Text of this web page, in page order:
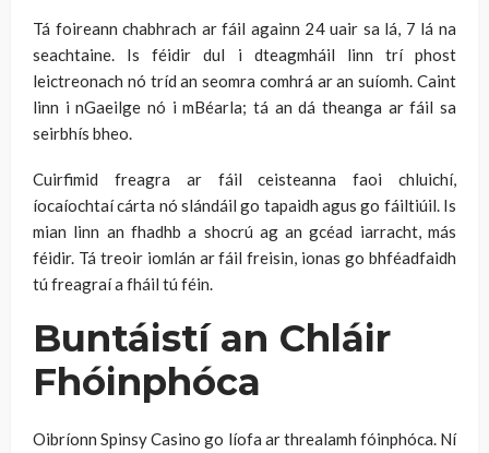
Tá foireann chabhrach ar fáil againn 24 uair sa lá, 7 lá na
seachtaine. Is féidir dul i dteagmháil linn trí phost
leictreonach nó tríd an seomra comhrá ar an suíomh. Caint
linn i nGaeilge nó i mBéarla; tá an dá theanga ar fáil sa
seirbhís bheo.
Cuirfimid freagra ar fáil ceisteanna faoi chluichí,
íocaíochtaí cárta nó slándáil go tapaidh agus go fáiltiúil. Is
mian linn an fhadhb a shocrú ag an gcéad iarracht, más
féidir. Tá treoir iomlán ar fáil freisin, ionas go bhféadfaidh
tú freagraí a fháil tú féin.
Buntáistí an Chláir
Fhóinphóca
Oibríonn Spinsy Casino go líofa ar threalamh fóinphóca. Ní